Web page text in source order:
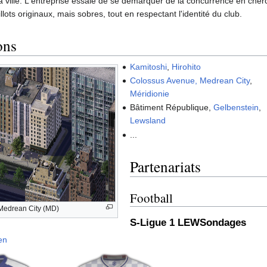
originaux, mais sobres, tout en respectant l'identité du club.
City (MD)
Kamitoshi, Hirohito
Colossus Avenue, Medrean City,
Méridionie
Bâtiment République, Gelbenstein,
Lewsland
Partenariats
Football
S-Ligue 1 LEWSondages